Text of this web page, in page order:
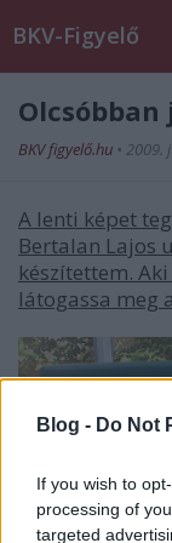
Blog - Do Not
If you wish to
processing of
targeted
BKV-Figyelő
Olcsóbban
BKV figyelő.hu • 2009.
A lenti képet
Bertalan Lajos
készítettem.
látogassa meg